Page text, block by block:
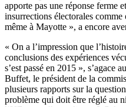
apporte pas une réponse ferme
insurrections électorales
même à Mayotte », a encore
« On a l’impression que
conclusions des expériences
s’est passé en 2015 », s’agace
Buffet, le président de la
plusieurs rapports sur la
problème qui doit être réglé au